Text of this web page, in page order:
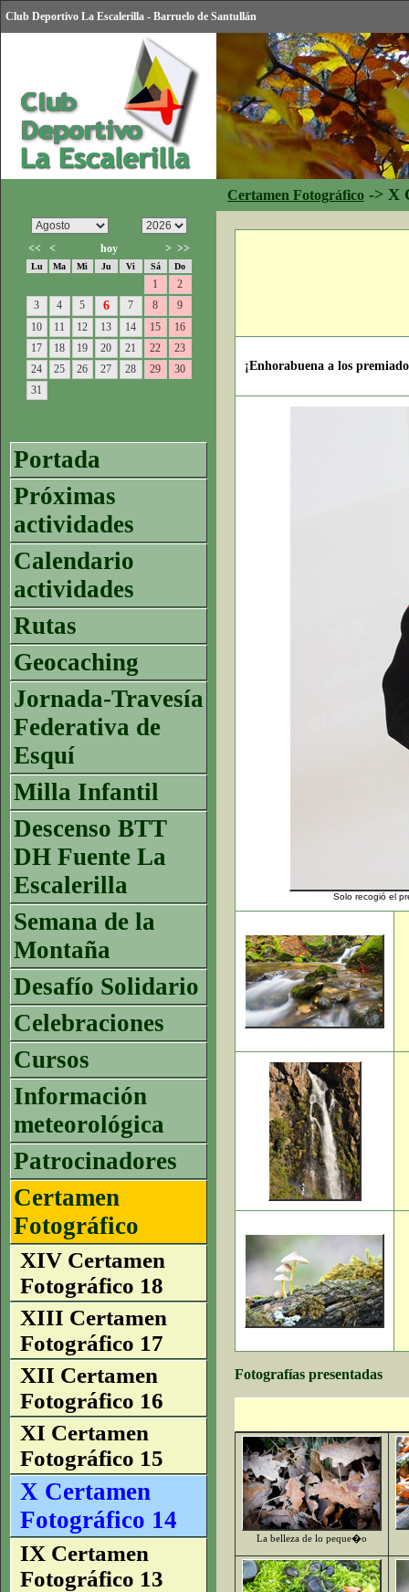
Club Deportivo La Escalerilla - Barruelo de Santullán
Certamen Fotográfico -> X
<< < hoy > >>
Lu Ma Mi Ju Vi Sá Do
1
2
3
4 5 6 7 8
9
10
11 12 13 14 15
16
17
18 19 20 21 22
23
24
25 26 27 28 29
30
31
Portada
Próximas
actividades
Calendario
actividades
Rutas
Geocaching
Jornada-Travesía
Federativa de
Esquí
Milla Infantil
Descenso BTT
DH Fuente La
Escalerilla
Semana de la
Montaña
Desafío Solidario
Celebraciones
Cursos
Información
meteorológica
Patrocinadores
Certamen
Fotográfico
XIV Certamen
Fotográfico 18
XIII Certamen
Fotográfico 17
XII Certamen
Fotográfico 16
XI Certamen
Fotográfico 15
X Certamen
Fotográfico 14
IX Certamen
Fotográfico 13
¡Enhorabuena a los
Solo recogió el
Fotografías presentadas
La belleza de lo peque�o